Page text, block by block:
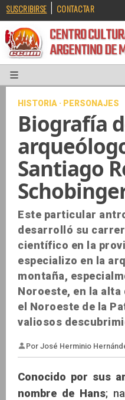
SUSCRIBIRSE | CONTACTAR
CENTRO
ARGENTINO
HISTORIA · PERSONAJES
Biografía
Santiago
Este particular
desarrolló su
científico en la
especializo en la
montaña,
Noroeste, en la
el Noroeste de la
valiosos
Conocido por sus
nombre de Hans;